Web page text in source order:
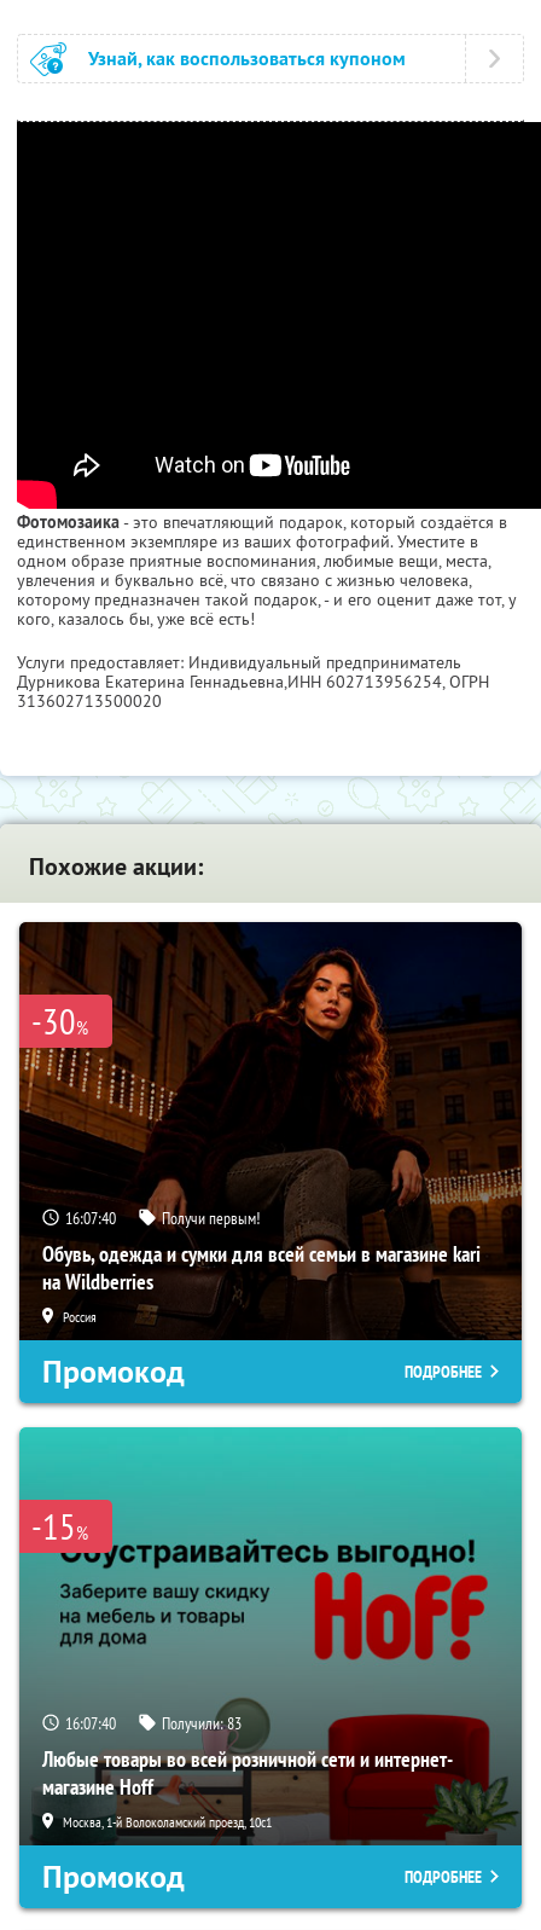
Узнай, как воспользоваться купоном
Фотомозаика- это впечатляющий подарок, который создаётся в
единственном экземпляре из ваших фотографий. Уместите в
одном образе приятные воспоминания, любимые вещи, места,
увлечения и буквально всё, что связано с жизнью человека,
которому предназначен такой подарок, - и его оценит даже тот, у
кого, казалось бы, уже всё есть!
Услуги предоставляет: Индивидуальный предприниматель
Дурникова Екатерина Геннадьевна,ИНН 602713956254, ОГРН
313602713500020
Похожие акции:
-30%
16:07:38 Получи первым!
Обувь, одежда и сумки для всей семьи в магазине kari
на Wildberries
Россия
Промокод ПОДРОБНЕЕ
-15%
16:07:38 Получили:83
Любые товары во всей розничной сети и интернет-
магазине Hoff
Москва, 1-й Волоколамский проезд, 10с1
Промокод ПОДРОБНЕЕ